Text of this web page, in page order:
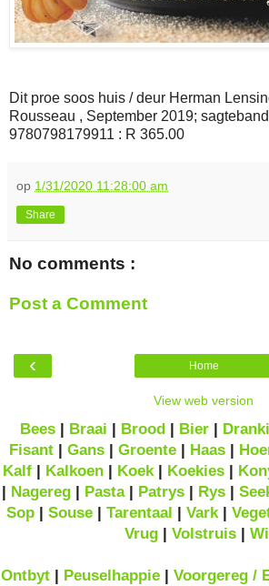
Dit proe soos huis / deur Herman
Rousseau , September 2019;
9780798179911 : R 365.00
op 1/31/2020 11:28:00 am
Share
No comments :
Post a Comment
‹ Home
View web version
Bees| Braai Brood Bier|
Fisant
Gans Groente Haas
Kalf
Kalkoen Koek| Koekies
Nagereg| Pasta| Patrys| Rys|
Sop| Souse| Tarentaal Vark|
Vrug
Volstruis
Ontbyt| Peuselhappie| Voorgereg /